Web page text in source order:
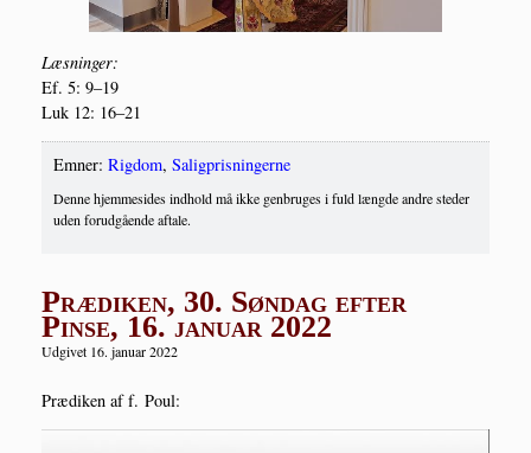
Læs­nin­ger:
Ef. 5: 9–19
Luk 12: 16–21
Emner: Rigdom, Saligprisningerne
Denne hjemmesides indhold må ikke genbruges i fuld længde andre steder
uden forudgående aftale.
Prædiken, 30. Søndag efter
Pinse, 16. januar 2022
Udgivet 16. januar 2022
Præ­di­ken af f. Poul: